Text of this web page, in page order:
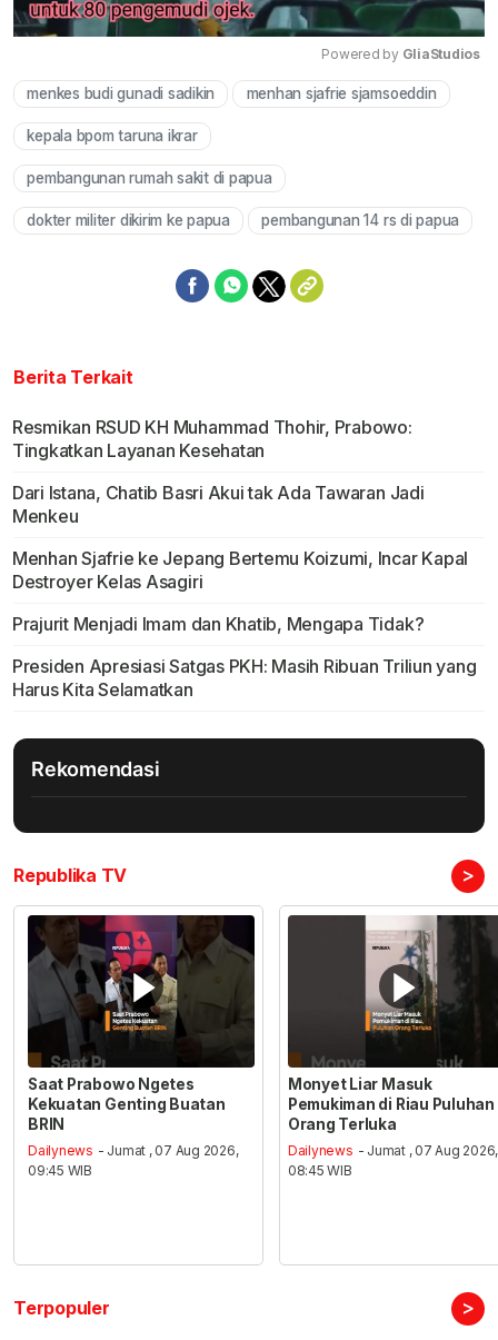
Mute
Powered by GliaStudios
menkes budi gunadi sadikin menhan sjafrie sjamsoeddin
kepala bpom taruna ikrar
pembangunan rumah sakit di papua
dokter militer dikirim ke papua pembangunan 14 rs di papua
Berita Terkait
Resmikan RSUD KH Muhammad Thohir, Prabowo:
Tingkatkan Layanan Kesehatan
Dari Istana, Chatib Basri Akui tak Ada Tawaran Jadi
Menkeu
Menhan Sjafrie ke Jepang Bertemu Koizumi, Incar Kapal
Destroyer Kelas Asagiri
Prajurit Menjadi Imam dan Khatib, Mengapa Tidak?
Presiden Apresiasi Satgas PKH: Masih Ribuan Triliun yang
Harus Kita Selamatkan
Rekomendasi
Republika TV >
Saat Prabowo Ngetes
Kekuatan Genting Buatan
BRIN
Dailynews - Jumat , 07 Aug 2026,
09:45 WIB
Monyet Liar Masuk
Pemukiman di Riau Puluhan
Orang Terluka
Dailynews - Jumat , 07 Aug 2026,
08:45 WIB
Terpopuler >